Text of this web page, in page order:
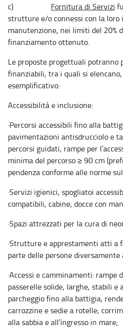
c) Fornitura di Servizi
strutture e/o connessi con la loro
manutenzione, nei limiti del 20%
finanziamento ottenuto.
Le proposte progettuali potranno
finanziabili, tra i quali si
esemplificativo:
Accessibilità e inclusione:
·Percorsi accessibili fino alla
pavimentazioni antisdrucciolo e
percorsi guidati, rampe per
minima del percorso ≥ 90 cm
pendenza conforme alle norme
·Servizi igienici, spogliatoi
compatibili, cabine, docce con
·Spazi attrezzati per la cura di
·Strutture e apprestamenti atti a
parte delle persone diversamente
·Accessi e camminamenti: rampe
passerelle solide, larghe, stabili e
parcheggio fino alla battigia,
carrozzine e sedie a rotelle;
alla sabbia e all’ingresso in mare;